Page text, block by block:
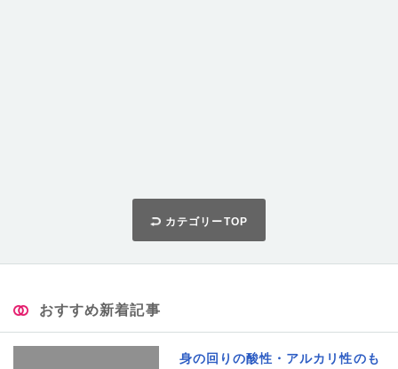
カテゴリーTOP
おすすめ新着記事
身の回りの酸性・アルカリ性のも